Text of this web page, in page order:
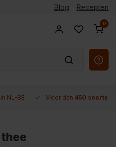
Blog Recepten
0
in NL-BE Meer dan 450 soorten